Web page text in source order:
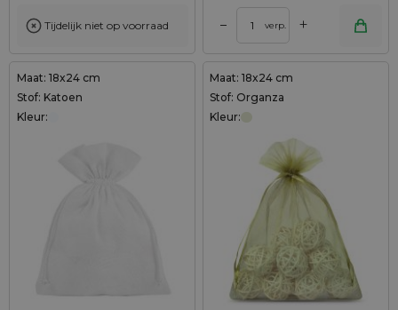
Tijdelijk niet op voorraad – verp. +
Maat: 18x24 cm
Stof: Katoen
Kleur:
Maat: 18x24 cm
Stof: Organza
Kleur: